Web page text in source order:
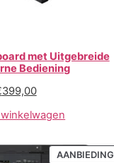
met Uitgebreide
Bediening
399,00
AANBIEDING